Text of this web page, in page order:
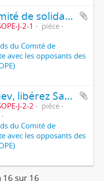
CSSOPE, Comité de solidarité socialiste avec les opposants des pays de l'Est
J-2-1
pièce
du Comité de
avec les opposants des
M. Gorbatchev, libérez Sakharov Prix Nobel de la Paix
J-2-2
pièce
du Comité de
avec les opposants des
16 sur 16